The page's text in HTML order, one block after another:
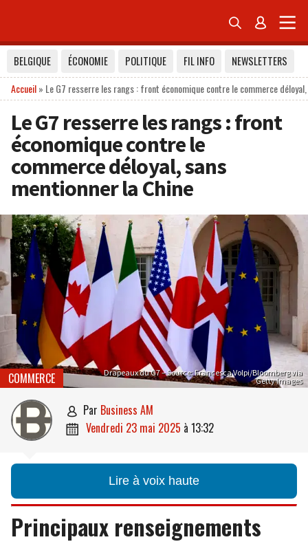
 
BELGIQUE ÉCONOMIE POLITIQUE FIL INFO
NEWSLETTERS
Accueil» Le G7 resserre les rangs : front économique contre le commerce
Le G7 resserre les rangs : front
économique contre le
commerce déloyal, sans
mentionner la Chine
Drapeaux du G7 – Source: Francesca Volpi/Bloomberg via
Getty Images
COMMERCE
 par Business AM
 vendredi 23 mai 2025 à 13:32
Lire à voix haute
Principaux renseignements